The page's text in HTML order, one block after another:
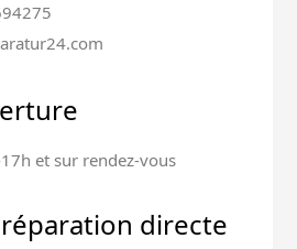
Composants Électroniques
et sur rendez-vous
directe